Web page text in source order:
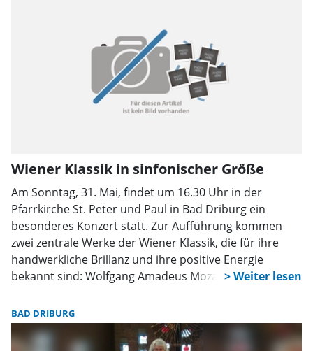
Wiener Klassik in sinfonischer Größe
Am Sonntag, 31. Mai, findet um 16.30 Uhr in der
Pfarrkirche St. Peter und Paul in Bad Driburg ein
besonderes Konzert statt. Zur Aufführung kommen
zwei zentrale Werke der Wiener Klassik, die für ihre
handwerkliche Brillanz und ihre positive Energie
bekannt sind: Wolfgang Amadeus Mozarts „Pariser
BAD DRIBURG